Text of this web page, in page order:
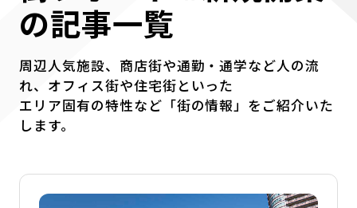
の記事一覧
周辺人気施設、商店街や通勤・通学など人の流
れ、オフィス街や住宅街といった
エリア固有の特性など「街の情報」をご紹介いた
します。